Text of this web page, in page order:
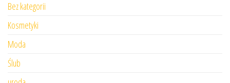
Bez kategorii
Kosmetyki
Moda
Ślub